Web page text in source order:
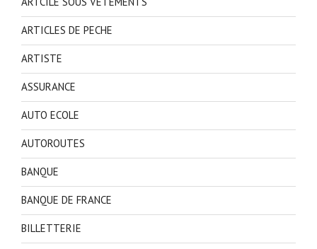
ARTICLES DE PECHE
ARTISTE
ASSURANCE
AUTO ECOLE
AUTOROUTES
BANQUE
BANQUE DE FRANCE
BILLETTERIE